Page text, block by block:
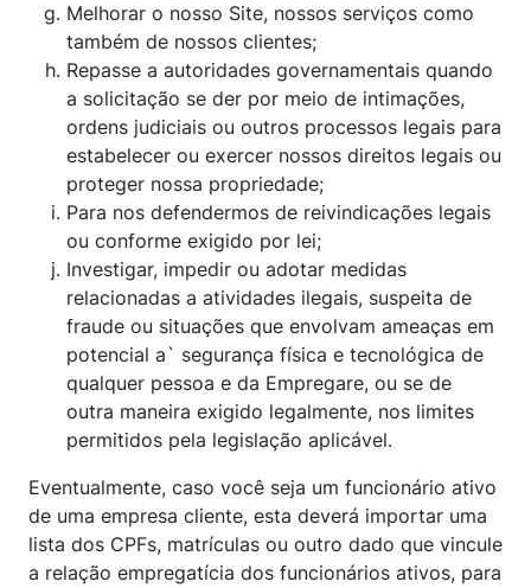
Melhorar o nosso Site, nossos serviços como
também de nossos clientes;
Repasse a autoridades governamentais quando
a solicitação se der por meio de intimações,
ordens judiciais ou outros processos legais para
estabelecer ou exercer nossos direitos legais ou
proteger nossa propriedade;
Para nos defendermos de reivindicações legais
ou conforme exigido por lei;
Investigar, impedir ou adotar medidas
relacionadas a atividades ilegais, suspeita de
fraude ou situações que envolvam ameaças em
potencial a` segurança física e tecnológica de
qualquer pessoa e da Empregare, ou se de
outra maneira exigido legalmente, nos limites
permitidos pela legislação aplicável.
Eventualmente, caso você seja um funcionário ativo
de uma empresa cliente, esta deverá importar uma
lista dos CPFs, matrículas ou outro dado que vincule
a relação empregatícia dos funcionários ativos, para